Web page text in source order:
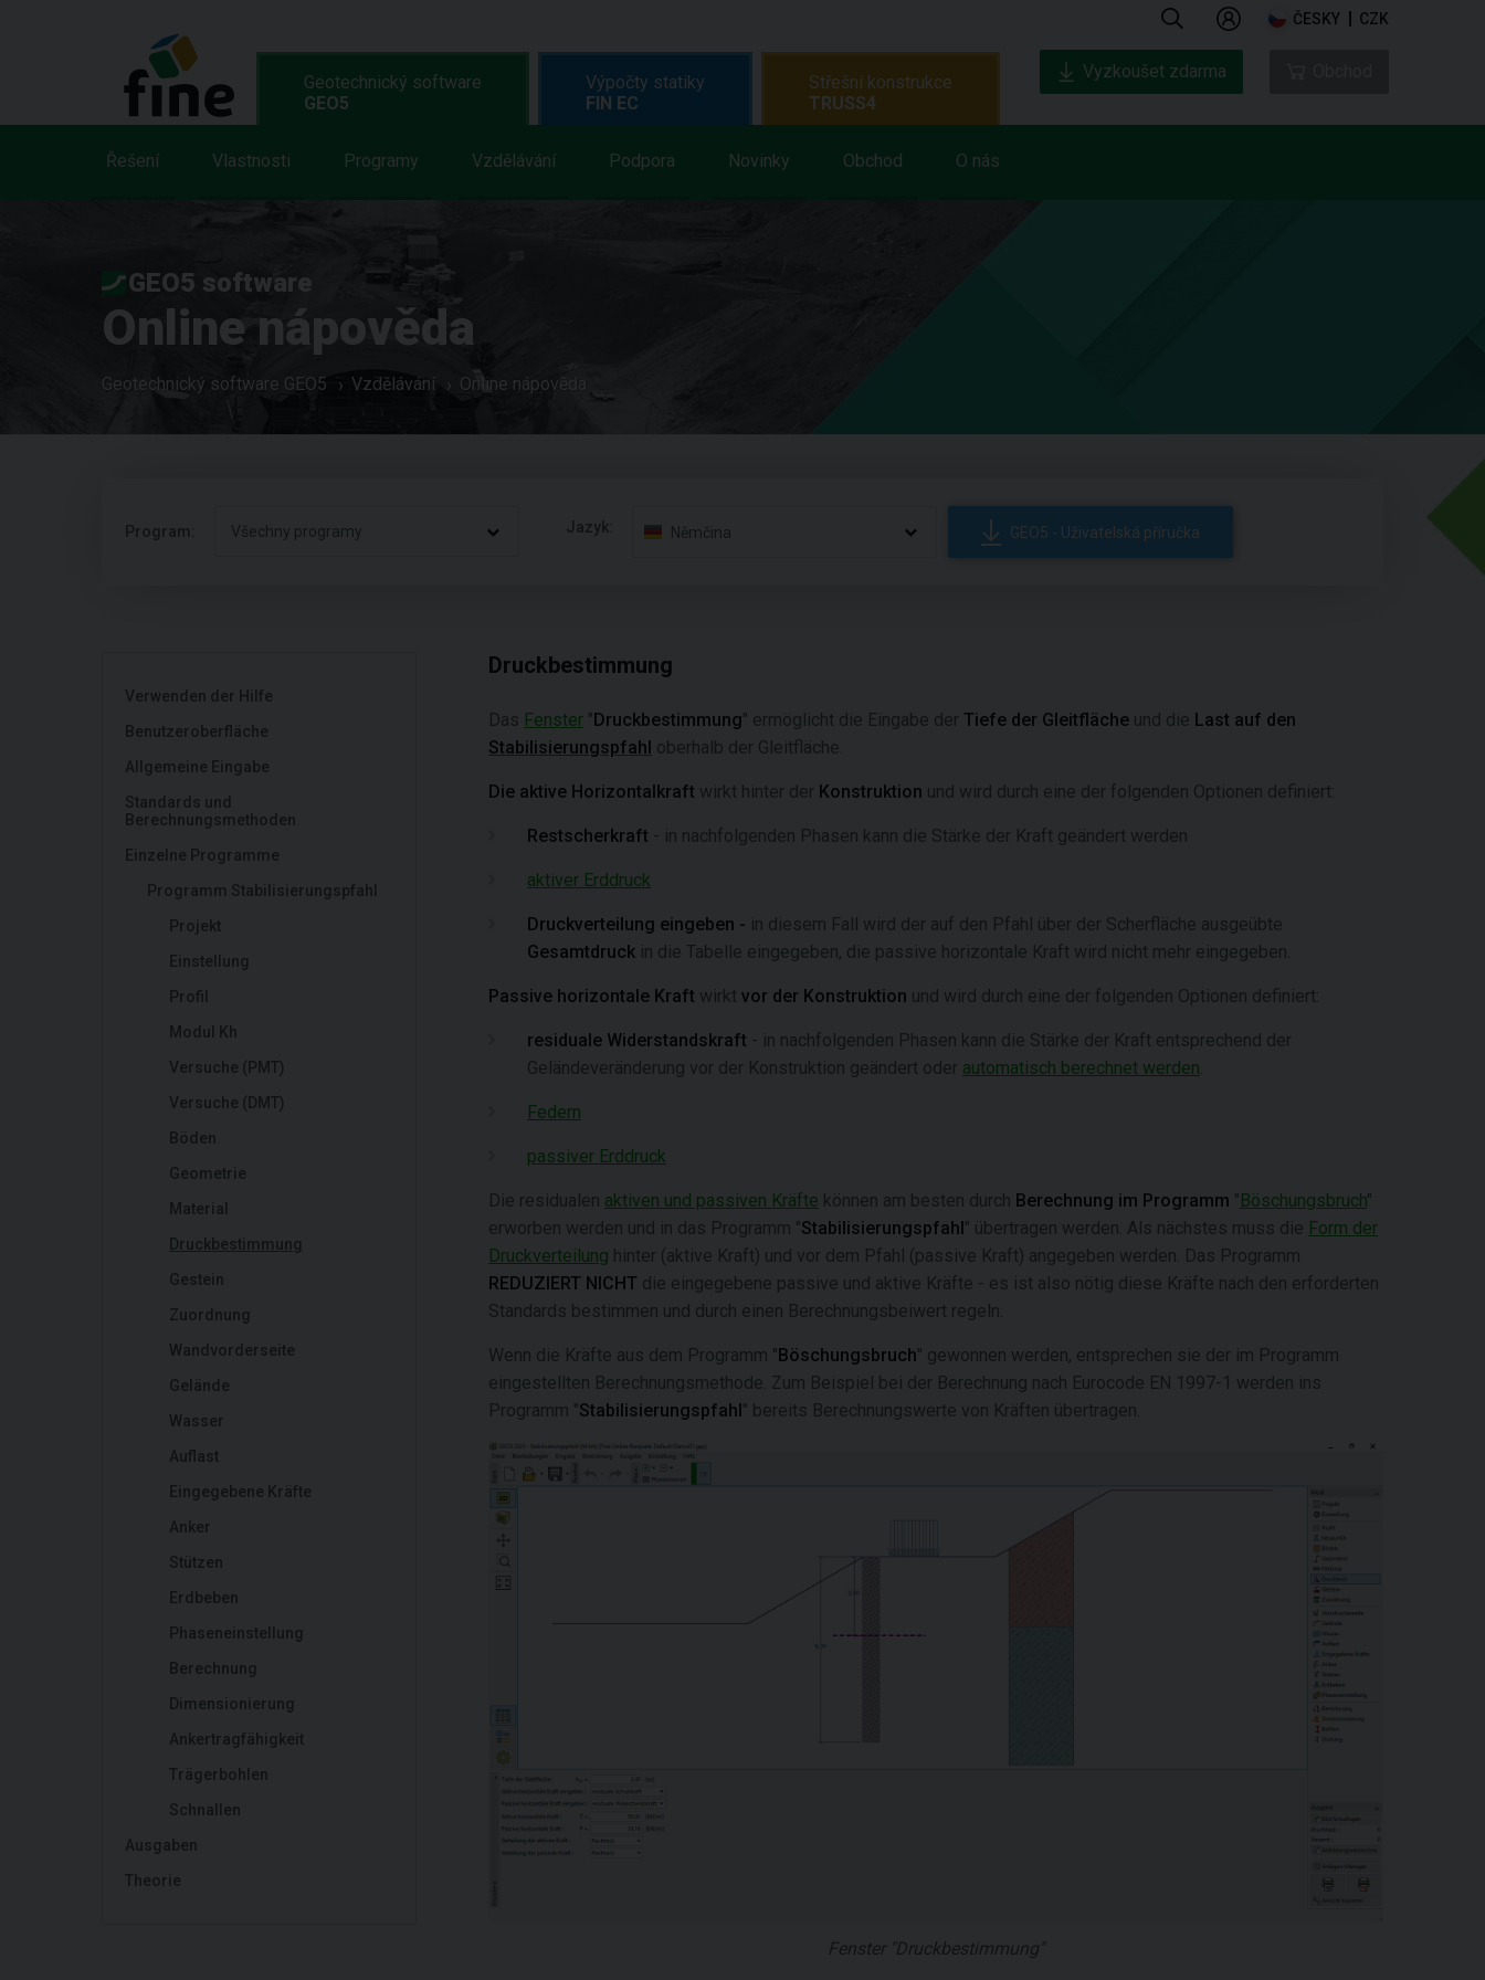
ČESKY CZK
Geotechnický software
GEO5
Řešení Vlastnosti Programy Vzdělávání Podpora Novinky Obchod O nás
Výpočty statiky
FIN EC
Střešní konstrukce
TRUSS4
Vyzkoušet zdarma
GEO5 software
Online nápověda
Geotechnický software GEO5 Vzdělávání Online nápověda
Program: Všechny programy Jazyk: Němčina GEO5 - Uživatelská příručka
Verwenden der Hilfe
Benutzeroberfläche
Allgemeine Eingabe
Standards und
Berechnungsmethoden
Einzelne Programme
Programm Stabilisierungspfahl
Projekt
Einstellung
Profil
Modul Kh
Versuche (PMT)
Versuche (DMT)
Böden
Geometrie
Material
Druckbestimmung
Gestein
Zuordnung
Wandvorderseite
Gelände
Wasser
Auflast
Eingegebene Kräfte
Anker
Stützen
Erdbeben
Phaseneinstellung
Berechnung
Dimensionierung
Ankertragfähigkeit
Trägerbohlen
Schnallen
Ausgaben
Theorie
Druckbestimmung
Das Fenster "Druckbestimmung" ermöglicht die Eingabe der Tiefe der Gleitfläche und die Last auf den
Stabilisierungspfahl oberhalb der Gleitfläche.
Die aktive Horizontalkraft wirkt hinter der Konstruktion und wird durch eine der folgenden Optionen definiert:
Restscherkraft - in nachfolgenden Phasen kann die Stärke der Kraft geändert werden
aktiver Erddruck
Druckverteilung eingeben - in diesem Fall wird der auf den Pfahl über der Scherfläche ausgeübte
Gesamtdruck in die Tabelle eingegeben, die passive horizontale Kraft wird nicht mehr eingegeben.
Passive horizontale Kraft wirkt vor der Konstruktion und wird durch eine der folgenden Optionen definiert:
residuale Widerstandskraft - in nachfolgenden Phasen kann die Stärke der Kraft entsprechend der
Geländeveränderung vor der Konstruktion geändert oder automatisch berechnet werden
Federn
passiver Erddruck
Die residualen aktiven und passiven Kräfte können am besten durch Berechnung im Programm "Böschungsbruch"
erworben werden und in das Programm "Stabilisierungspfahl" übertragen werden. Als nächstes muss die Form der
Druckverteilung hinter (aktive Kraft) und vor dem Pfahl (passive Kraft) angegeben werden. Das Programm
REDUZIERT NICHT die eingegebene passive und aktive Kräfte - es ist also nötig diese Kräfte nach den erforderten
Standards bestimmen und durch einen Berechnungsbeiwert regeln.
Wenn die Kräfte aus dem Programm "Böschungsbruch" gewonnen werden, entsprechen sie der im Programm
eingestellten Berechnungsmethode. Zum Beispiel bei der Berechnung nach Eurocode EN 1997-1 werden ins
Programm "Stabilisierungspfahl" bereits Berechnungswerte von Kräften übertragen.
Fenster "Druckbestimmung"